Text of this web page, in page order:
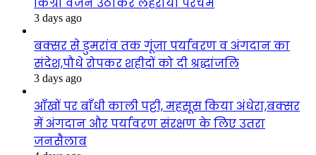
3 days ago
बक्सर से डुमरांव तक गूंजा पर्यावरण व अंगदान का
संदेश,पौधे रोपकर शहीदों को दी श्रद्धांजलि
3 days ago
आँखों पर बाँधी काली पट्टी, महसूस किया अंधेरा,बक्सर
में अंगदान और पर्यावरण संरक्षण के लिए उतरा
जनसैलाब